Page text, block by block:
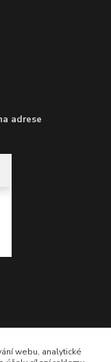
adrese
webu, analytické